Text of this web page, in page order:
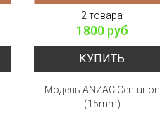
2 товара
1800 руб
КУПИТЬ
Модель ANZAC Centurion
(15mm)